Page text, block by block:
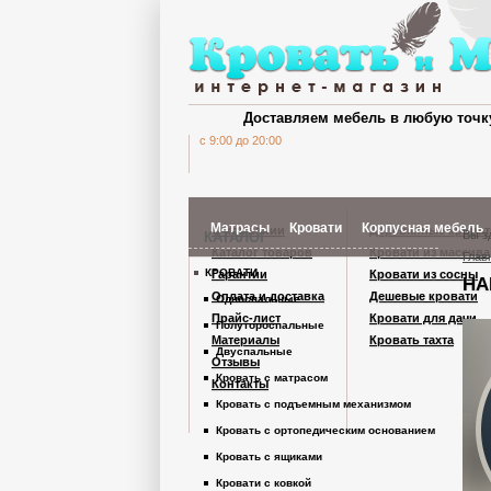
c 9:00 до 20:00
Доставляем мебель в любую
Матрасы Кровати Корпусная мебель
Шкафы Кардинал
Шкафы из дерева
Комоды
Вы
КАТАЛОГ
КРОВАТИ
Односпальные
Полутороспальные
Двуспальные
Кровать с матрасом
Кровать с подъемным механизмом
Кровать с ортопедическим основанием
Кровать с ящиками
Кровати с ковкой
О компании
Каталог товаров
Гарантии
Оплата и доставка
Прайс-лист
Материалы
Отзывы
Контакты
Деревянные
Кровати из массива
Кровати из сосны
Дешевые кровати
Кровати для дачи
Кровать тахта